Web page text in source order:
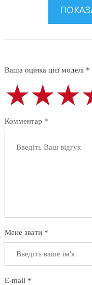
Ваша оцінка цієї моделі *
Комментар *
Мене звати *
E-mail *